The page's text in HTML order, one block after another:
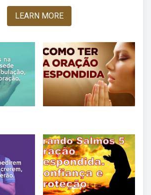
LEARN MORE